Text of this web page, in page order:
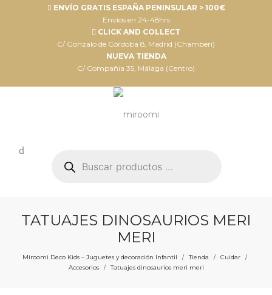
ENVÍO GRATIS ESPAÑA PENINSULAR > 100€
Envíos en 24-48hrs
CLICK AND COLLECT
C/ Gonzalo de Córdoba 8, Madrid (Chamberí)
NUEVA TIENDA
C/ Compañia 35, Málaga (Centro)
productos
TATUAJES DINOSAURIOS MERI
MERI
Miroomi Deco Kids – Juguetes y decoración Infantil / Tienda / Cuidar /
Accesorios / Tatuajes dinosaurios meri meri